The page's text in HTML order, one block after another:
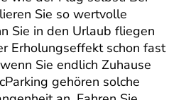
Sie so wertvolle
Sie in den Urlaub fliegen
Erholungseffekt schon fast
Sie endlich Zuhause
gehören solche